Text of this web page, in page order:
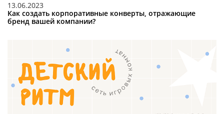
13.06.2023
Как создать корпоративные конверты, отражающие
бренд вашей компании?